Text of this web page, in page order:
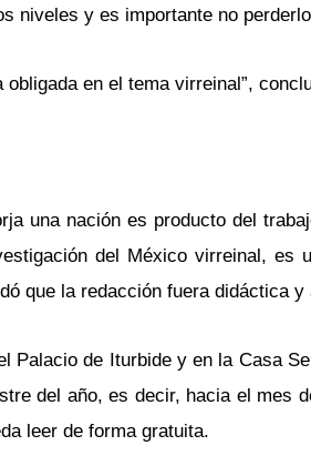
niveles y es importante no
en el tema virreinal”,
una nación es producto del
del México virreinal, es
que la redacción fuera didáctica y
Palacio de Iturbide y en la Casa
del año, es decir, hacia el mes
leer de forma gratuita.